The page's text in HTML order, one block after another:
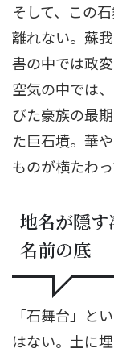
そして、この
離れない。蘇
書の中では政
空気の中では
びた豪族の最
た巨石墳。華
ものが横たわっ
地名が隠す
名前の底
「石舞台」と
はない。土に